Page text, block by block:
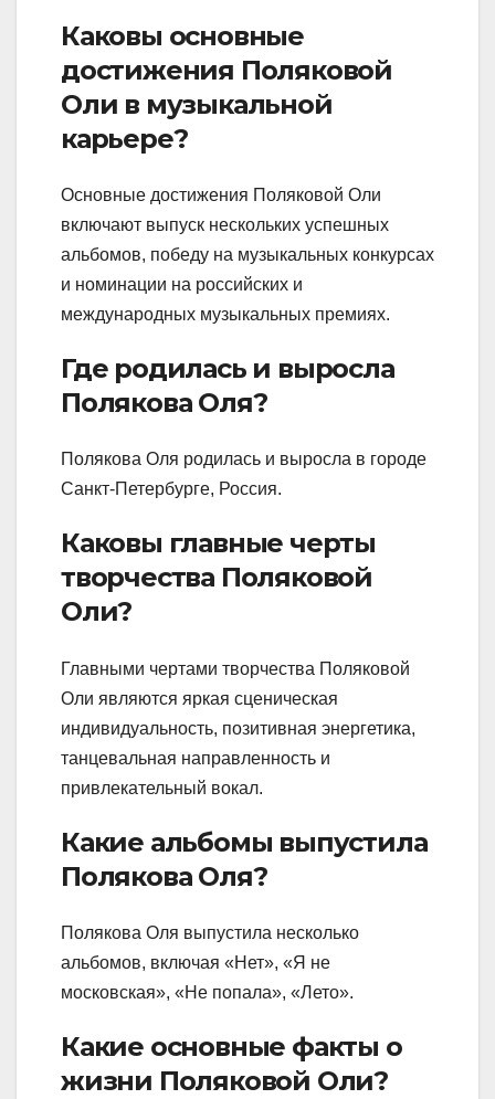
Каковы основные
достижения Поляковой
Оли в музыкальной
карьере?
Основные достижения Поляковой Оли
включают выпуск нескольких успешных
альбомов, победу на музыкальных конкурсах
и номинации на российских и
международных музыкальных премиях.
Где родилась и выросла
Полякова Оля?
Полякова Оля родилась и выросла в городе
Санкт-Петербурге, Россия.
Каковы главные черты
творчества Поляковой
Оли?
Главными чертами творчества Поляковой
Оли являются яркая сценическая
индивидуальность, позитивная энергетика,
танцевальная направленность и
привлекательный вокал.
Какие альбомы выпустила
Полякова Оля?
Полякова Оля выпустила несколько
альбомов, включая «Нет», «Я не
московская», «Не попала», «Лето».
Какие основные факты о
жизни Поляковой Оли?